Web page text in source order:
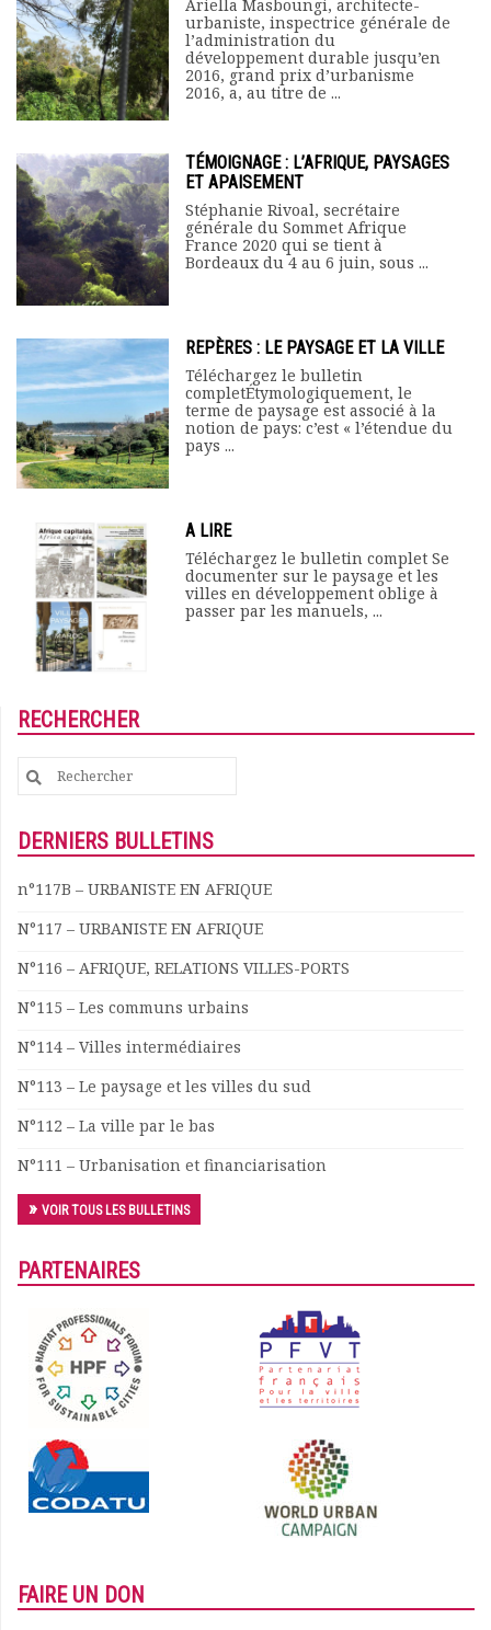
RECHERCHER
Search
for:
DERNIERS BULLETINS
n°117B – URBANISTE EN AFRIQUE
N°117 – URBANISTE EN AFRIQUE
N°116 – AFRIQUE, RELATIONS VILLES-PORTS
N°115 – Les communs urbains
N°114 – Villes intermédiaires
N°113 – Le paysage et les villes du sud
N°112 – La ville par le bas
N°111 – Urbanisation et financiarisation
VOIR TOUS LES BULLETINS
PARTENAIRES
FAIRE UN DON
Ariella Masboungi, architecte-
urbaniste, inspectrice générale de
l’administration du
développement durable jusqu’en
2016, grand prix d’urbanisme
2016, a, au titre de ...
TÉMOIGNAGE : L’AFRIQUE, PAYSAGES
ET APAISEMENT
Stéphanie Rivoal, secrétaire
générale du Sommet Afrique
France 2020 qui se tient à
Bordeaux du 4 au 6 juin, sous ...
REPÈRES : LE PAYSAGE ET LA VILLE
Téléchargez le bulletin
completÉtymologiquement, le
terme de paysage est associé à la
notion de pays: c’est « l’étendue du
pays ...
A LIRE
Téléchargez le bulletin complet Se
documenter sur le paysage et les
villes en développement oblige à
passer par les manuels, ...